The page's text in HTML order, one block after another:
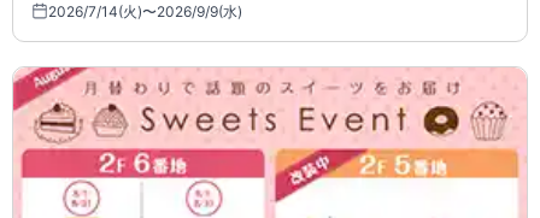
2026/7/14(火)〜2026/9/9(水)